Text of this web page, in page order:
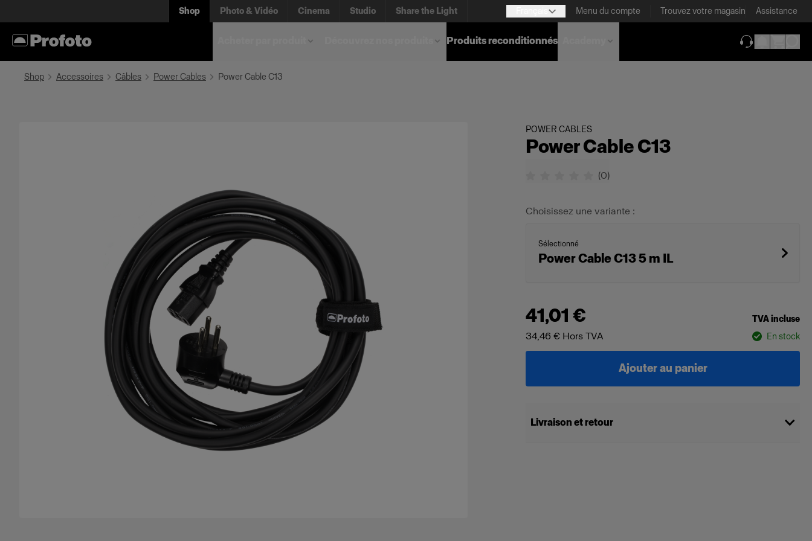
Shop Photo & Vidéo Cinema Studio Share the Light Menu du compte Trouvez votre magasin Assistance
Produits reconditionnés
Shop Accessoires Câbles Power Cables Power Cable C13
POWER CABLES
Power Cable C13
(0)
Choisissez une variante :
Sélectionné
Power Cable C13 5 m IL
41,01 € TVA incluse
34,46 € Hors TVA En stock
Ajouter au panier
Livraison et retour